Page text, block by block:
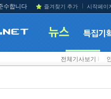
수합니다 즐겨찾기 추가 시작페이
전체기사보기